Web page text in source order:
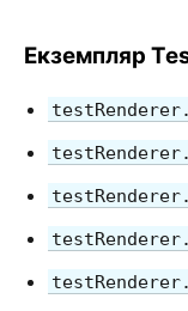
Екземпляр
УЧАСТЬ В
Як зробити
Огляд коду
Принципи
FAQ